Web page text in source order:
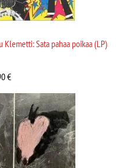
Klemetti: Sata pahaa poikaa (LP)
€